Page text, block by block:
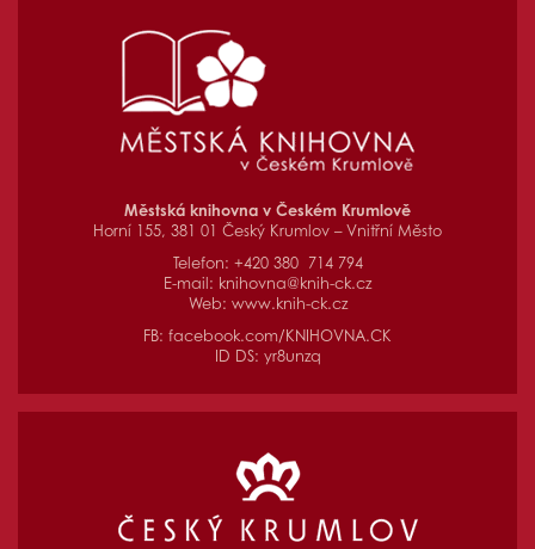
Městská knihovna v Českém Krumlově
Horní 155, 381 01 Český Krumlov – Vnitřní Město
Telefon: +420 380 714 794
E-mail: knihovna@knih-ck.cz
Web: www.knih-ck.cz
FB: facebook.com/KNIHOVNA.CK
ID DS: yr8unzq